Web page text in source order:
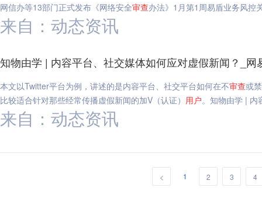
网信办等13部门正式发布《网络安全审查办法》1月第1周易盾业务风控
来自：动态资讯
知物由学 | 内容平台、社交媒体如何应对虚假新闻？_网
本文以Twitter平台为例，讲述的是内容平台、社交平台如何在不审查或
比较适合针对那些经常传播虚假新闻的加V（认证） 用户。知物由学 | 内
来自：动态资讯
< 1 2 3 4